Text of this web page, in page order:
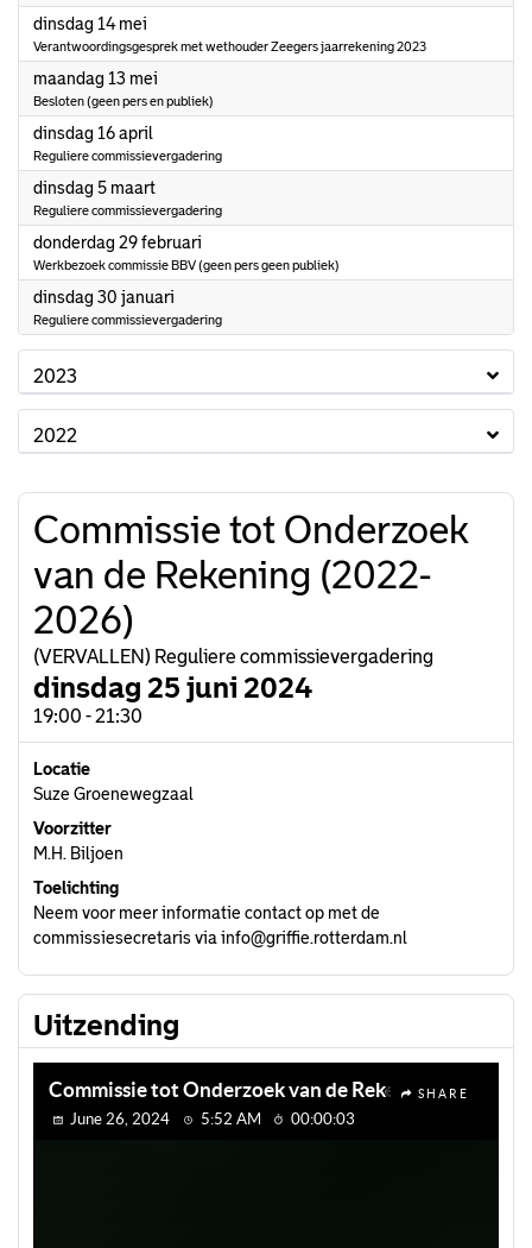
dinsdag 14 mei
Verantwoordingsgesprek met wethouder Zeegers jaarrekening 2023
maandag 13 mei
Besloten (geen pers en publiek)
dinsdag 16 april
Reguliere commissievergadering
dinsdag 5 maart2024
Reguliere commissievergadering
donderdag 29 februari
Werkbezoek commissie BBV (geen pers geen publiek)
dinsdag 30 januari
Reguliere commissievergadering
2023
2022
Commissie tot Onderzoek
van de Rekening (2022-
2026)
(VERVALLEN) Reguliere commissievergadering
dinsdag 25 juni 2024
19:00 - 21:30
Locatie
Suze Groenewegzaal
Voorzitter
M.H. Biljoen
Toelichting
Neem voor meer informatie contact op met de
commissiesecretaris via info@griffie.rotterdam.nl
Uitzending